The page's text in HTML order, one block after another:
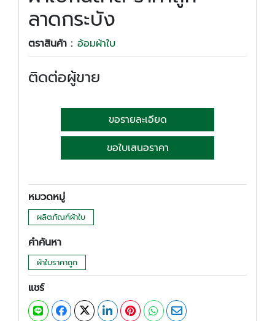
ลาดกระบัง
ตราสินค้า : อ้อมผ้าใบ
ติดต่อผู้ขาย
ขอรายละเอียด
ขอใบเสนอราคา
หมวดหมู่
ผลิตภัณฑ์ผ้าใบ
คำค้นหา
ผ้าใบราคาถูก
แชร์